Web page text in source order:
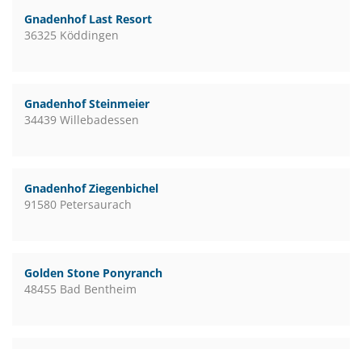
Gnadenhof Last Resort
36325 Köddingen
Gnadenhof Steinmeier
34439 Willebadessen
Gnadenhof Ziegenbichel
91580 Petersaurach
Golden Stone Ponyranch
48455 Bad Bentheim